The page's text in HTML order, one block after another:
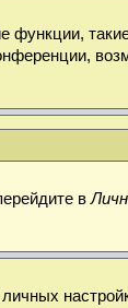
функции,
в